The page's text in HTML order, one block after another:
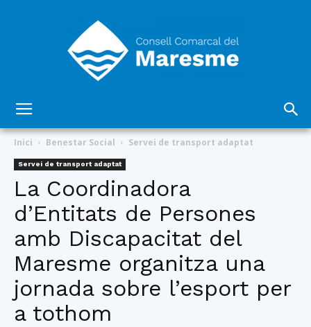
Comarcal
del
Inici Benestar Social Servei de transport adaptat
Servei de transport adaptat
La Coordinadora
d’Entitats de Persones
amb Discapacitat del
Maresme organitza una
jornada sobre l’esport per
a tothom